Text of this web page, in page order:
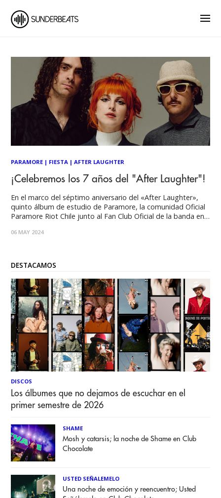
PARAMORE | FIESTA |AFTER LAUGHTER
¡Celebremos los 7 años del "After Laughter"!
En el marco del séptimo aniversario del «After Laughter»,
quinto álbum de estudio de Paramore, la comunidad Oficial
Paramore Riot Chile junto al Fan Club Oficial de la banda en
organizar una fiesta en celebración del disco al que le
06 MAY 2024
DESTACAMOS
DISCOS
Los álbumes que no dejamos de escuchar en el
primer semestre de 2026
SHAME
Mosh y catarsis; la noche de Shame en Club
Chocolate
USTED SEÑALEMELO
Una noche de emoción y reencuentro; Usted